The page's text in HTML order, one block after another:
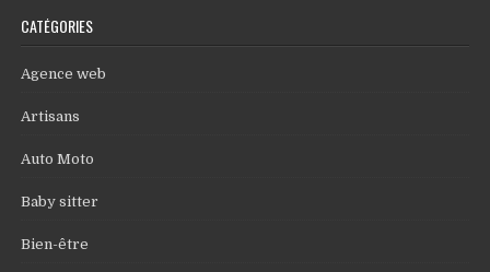
CATÉGORIES
Agence web
Artisans
Auto Moto
Baby sitter
Bien-être